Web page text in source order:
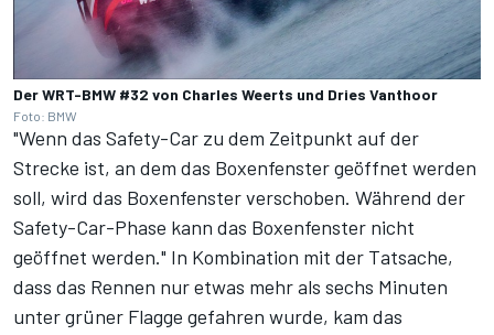
Der WRT-BMW #32 von Charles Weerts und Dries Vanthoor
Foto: BMW
"Wenn das Safety-Car zu dem Zeitpunkt auf der
Strecke ist, an dem das Boxenfenster geöffnet werden
soll, wird das Boxenfenster verschoben. Während der
Safety-Car-Phase kann das Boxenfenster nicht
geöffnet werden." In Kombination mit der Tatsache,
dass das Rennen nur etwas mehr als sechs Minuten
unter grüner Flagge gefahren wurde, kam das